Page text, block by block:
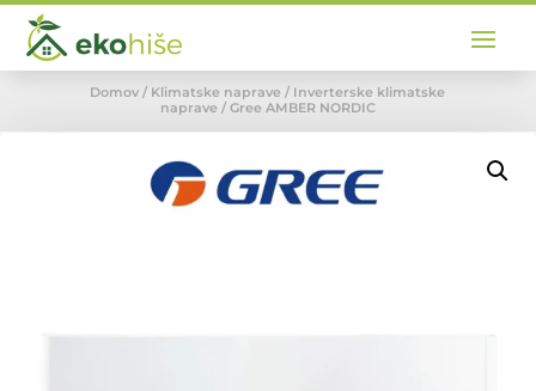
Domov / Klimatske naprave / Inverterske klimatske
naprave/ Gree AMBER NORDIC